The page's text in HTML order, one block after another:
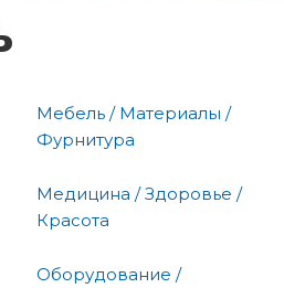
Мебель / Материалы /
Фурнитура
Медицина / Здоровье /
Красота
Оборудование /